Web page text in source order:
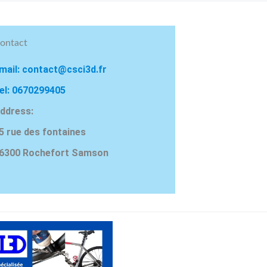
contact@csci3d.fr
0670299405
rue des fontaines
Rochefort Samson